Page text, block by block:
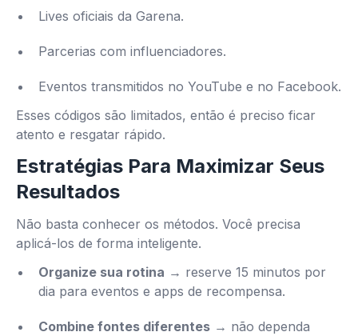
Lives oficiais da Garena.
Parcerias com influenciadores.
Eventos transmitidos no YouTube e no Facebook.
Esses códigos são limitados, então é preciso ficar
atento e resgatar rápido.
Estratégias Para Maximizar Seus
Resultados
Não basta conhecer os métodos. Você precisa
aplicá-los de forma inteligente.
Organize sua rotina → reserve 15 minutos por
dia para eventos e apps de recompensa.
Combine fontes diferentes → não dependa